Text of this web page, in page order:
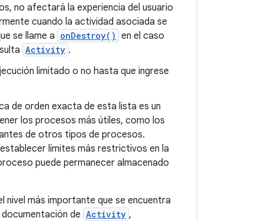
no afectará la experiencia del usuario
cuando la actividad asociada se
se llame a onDestroy() en el caso
Activity .
limitado o no hasta que ingrese
de orden exacta de esta lista es un
los procesos más útiles, como los
de otros tipos de procesos.
límites más restrictivos en la
puede permanecer almacenado
nivel más importante que se encuentra
de Activity ,